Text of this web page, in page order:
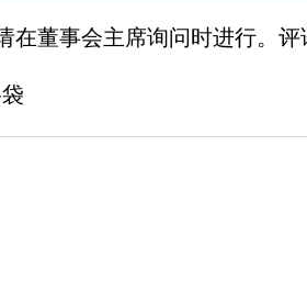
在董事会主席询问时进行。评